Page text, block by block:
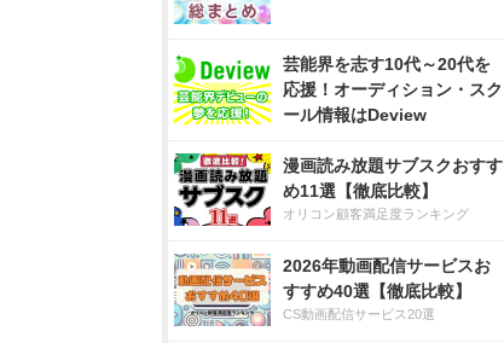
芸能界を志す10代～20代を
応援！オーディション・スク
ール情報はDeview
漫画読み放題サブスクおすす
め11選【徹底比較】
オリコン顧客満足度ランキング
2026年動画配信サービスお
すすめ40選【徹底比較】
CS動画配信サービス20選